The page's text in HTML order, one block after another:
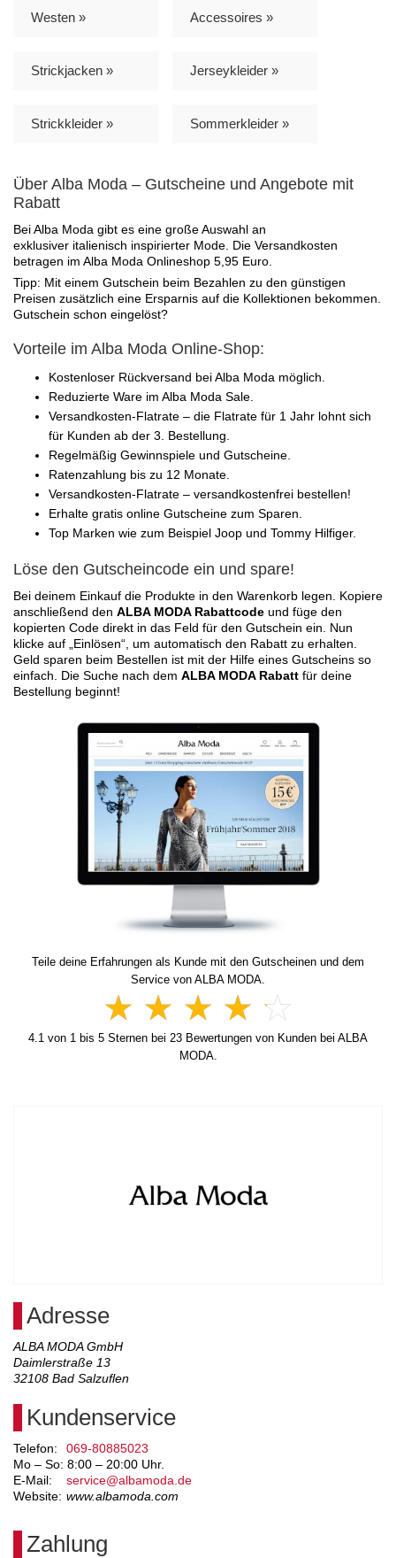
Westen » Accessoires »
Strickjacken » Jerseykleider »
Strickkleider » Sommerkleider »
Über Alba Moda – Gutscheine und Angebote mit
Rabatt
Bei Alba Moda gibt es eine große Auswahl an
exklusiver italienisch inspirierter Mode. Die Versandkosten
betragen im Alba Moda Onlineshop 5,95 Euro.
Tipp: Mit einem Gutschein beim Bezahlen zu den günstigen
Preisen zusätzlich eine Ersparnis auf die Kollektionen bekommen.
Gutschein schon eingelöst?
Vorteile im Alba Moda Online-Shop:
Kostenloser Rückversand bei Alba Moda möglich.
Reduzierte Ware im Alba Moda Sale.
Versandkosten-Flatrate – die Flatrate für 1 Jahr lohnt sich
für Kunden ab der 3. Bestellung.
Regelmäßig Gewinnspiele und Gutscheine.
Ratenzahlung bis zu 12 Monate.
Versandkosten-Flatrate – versandkostenfrei bestellen!
Erhalte gratis online Gutscheine zum Sparen.
Top Marken wie zum Beispiel Joop und Tommy Hilfiger.
Löse den Gutscheincode ein und spare!
Bei deinem Einkauf die Produkte in den Warenkorb legen. Kopiere
anschließend den ALBA MODA Rabattcode und füge den
kopierten Code direkt in das Feld für den Gutschein ein. Nun
klicke auf „Einlösen“, um automatisch den Rabatt zu erhalten.
Geld sparen beim Bestellen ist mit der Hilfe eines Gutscheins so
einfach. Die Suche nach dem ALBA MODA Rabatt für deine
Bestellung beginnt!
Teile deine Erfahrungen als Kunde mit den Gutscheinen und dem
Service von ALBA MODA.
4.1 von 1 bis 5 Sternen bei 23 Bewertungen von Kunden bei ALBA
MODA.
Adresse
ALBA MODA GmbH
Daimlerstraße 13
32108 Bad Salzuflen
Kundenservice
Telefon:
069-80885023
Mo – So: 8:00 – 20:00 Uhr.
E-Mail:
service@albamoda.de
Website: www.albamoda.com
Zahlung